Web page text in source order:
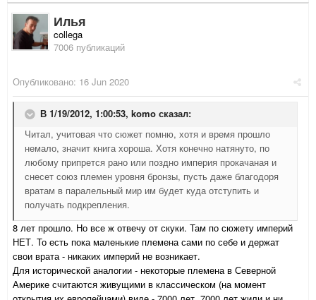
Илья
collega
7006 публикаций
Опубликовано: 16 Jun 2020
В 1/19/2012, 1:00:53, komo сказал:
Читал, учитовая что сюжет помню, хотя и время прошло
немало, значит книга хороша. Хотя конечно натянуто, по
любому припрется рано или поздно империя прокачаная и
снесет союз племен уровня бронзы, пусть даже благодоря
вратам в паралельный мир им будет куда отступить и
получать подкрепления.
8 лет прошло. Но все ж отвечу от скуки. Там по сюжету империй
НЕТ. То есть пока маленькие племена сами по себе и держат
свои врата - никаких империй не возникает.
Для исторической аналогии - некоторые племена в Северной
Америке считаются живущими в классическом (на момент